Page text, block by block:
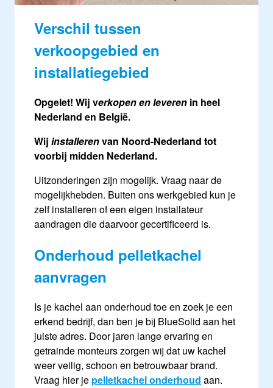
Verschil tussen
verkoopgebied en
installatiegebied
Opgelet! Wij verkopen en leveren in heel
Nederland en België.
Wij installerenvan Noord-Nederland tot
voorbij midden Nederland.
Uitzonderingen zijn mogelijk. Vraag naar de
mogelijkhebden. Buiten ons werkgebied kun je
zelf installeren of een eigen installateur
aandragen die daarvoor gecertificeerd is.
Onderhoud pelletkachel
aanvragen
Is je kachel aan onderhoud toe en zoek je een
erkend bedrijf, dan ben je bij BlueSolid aan het
juiste adres. Door jaren lange ervaring en
getrainde monteurs zorgen wij dat uw kachel
weer veilig, schoon en betrouwbaar brand.
Vraag hier je pelletkachel onderhoud aan.